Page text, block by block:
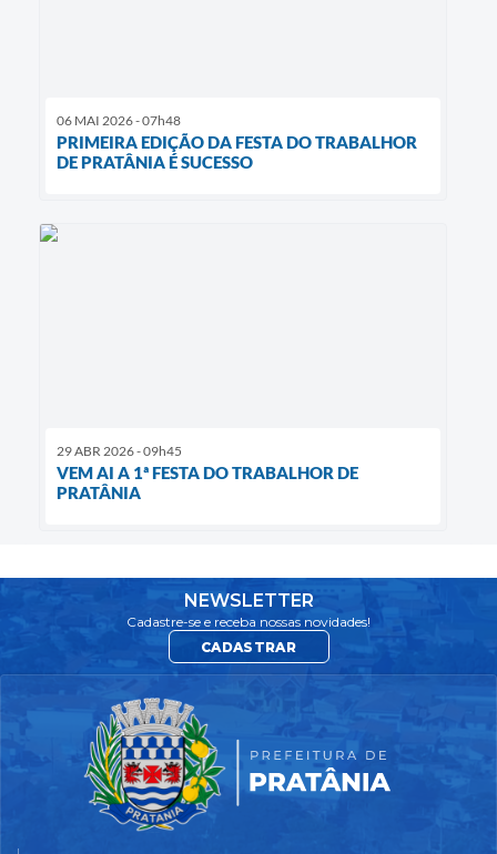
06 MAI 2026 - 07h48
PRIMEIRA EDIÇÃO DA FESTA DO TRABALHOR
DE PRATÂNIA É SUCESSO
29 ABR 2026 - 09h45
VEM AI A 1ª FESTA DO TRABALHOR DE
PRATÂNIA
NEWSLETTER
Cadastre-se e receba nossas novidades!
CADASTRAR